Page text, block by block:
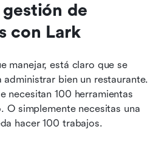
de
con Lark
manejar, está claro que se
administrar bien un restaurante.
necesitan 100 herramientas
O simplemente necesitas una
hacer 100 trabajos.